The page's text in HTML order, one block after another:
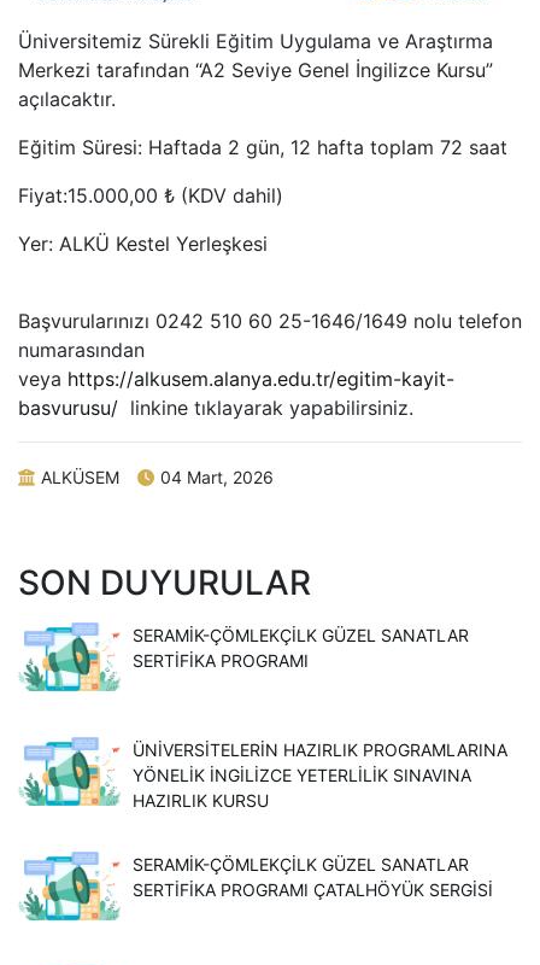
Üniversitemiz Sürekli Eğitim Uygulama ve Araştırma
Merkezi tarafından “A2 Seviye Genel İngilizce Kursu”
açılacaktır.
Eğitim Süresi: Haftada 2 gün, 12 hafta toplam 72 saat
Fiyat:15.000,00 ₺ (KDV dahil)
Yer: ALKÜ Kestel Yerleşkesi
Başvurularınızı 0242 510 60 25-1646/1649 nolu telefon
numarasından
veya https://alkusem.alanya.edu.tr/egitim-kayit-
basvurusu/ linkine tıklayarak yapabilirsiniz.
ALKÜSEM 04 Mart, 2026
SON DUYURULAR
SERAMİK-ÇÖMLEKÇİLK GÜZEL SANATLAR
SERTİFİKA PROGRAMI
ÜNİVERSİTELERİN HAZIRLIK PROGRAMLARINA
YÖNELİK İNGİLİZCE YETERLİLİK SINAVINA
HAZIRLIK KURSU
SERAMİK-ÇÖMLEKÇİLK GÜZEL SANATLAR
SERTİFİKA PROGRAMI ÇATALHÖYÜK SERGİSİ